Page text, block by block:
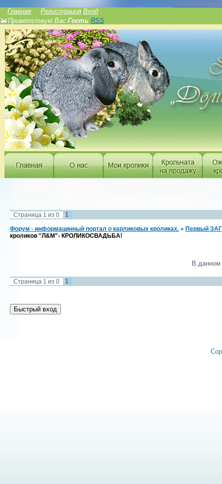
Главная
Регистрация Вход
Приветствую Вас Гость RSS
Страница 1 из 0 1
Форум - информацинный портал о карликовых кроликах. » Первый
кроликов "Л&М"- КРОЛИКОСВАДЬБА!
В
Страница 1 из 0 1